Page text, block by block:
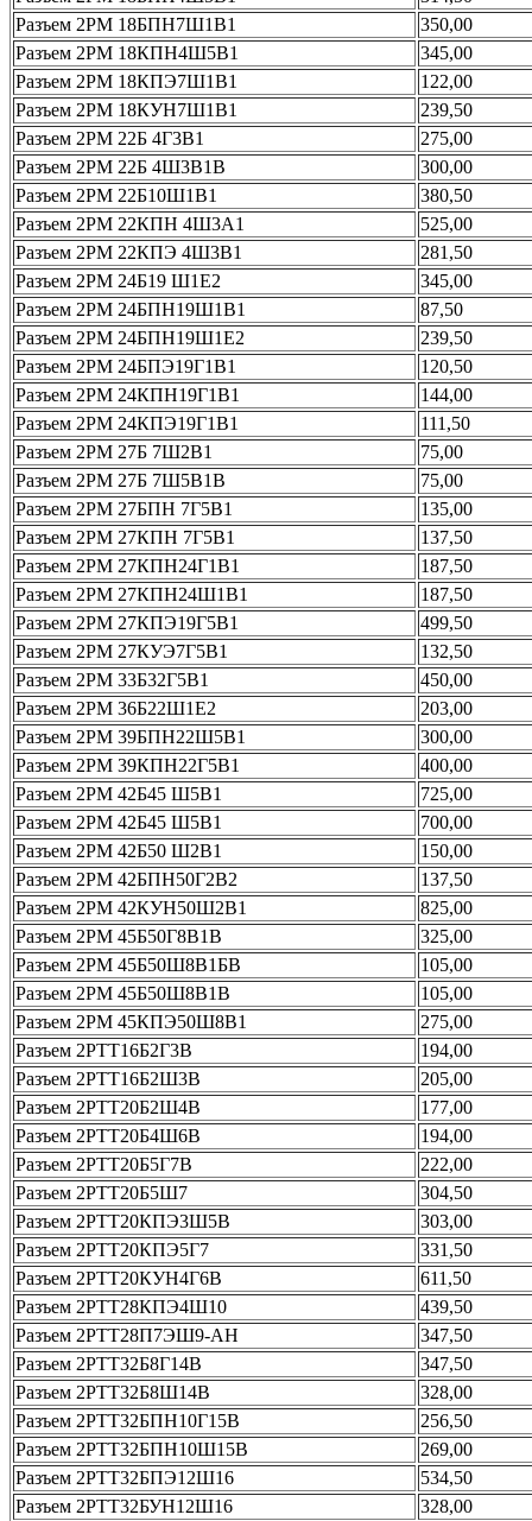
Разъем 2РМ 18БПН7Ш1В1
350,00
Разъем 2РМ 18КПН4Ш5В1
345,00
Разъем 2РМ 18КПЭ7Ш1В1
122,00
Разъем 2РМ 18КУН7Ш1В1
239,50
Разъем 2РМ 22Б 4Г3В1
275,00
Разъем 2РМ 22Б 4Ш3В1В
300,00
Разъем 2РМ 22Б10Ш1В1
380,50
Разъем 2РМ 22КПН 4Ш3А1
525,00
Разъем 2РМ 22КПЭ 4Ш3В1
281,50
Разъем 2РМ 24Б19 Ш1Е2
345,00
Разъем 2РМ 24БПН19Ш1В1
87,50
Разъем 2РМ 24БПН19Ш1Е2
239,50
Разъем 2РМ 24БПЭ19Г1В1
120,50
Разъем 2РМ 24КПН19Г1В1
144,00
Разъем 2РМ 24КПЭ19Г1В1
111,50
Разъем 2РМ 27Б 7Ш2В1
75,00
Разъем 2РМ 27Б 7Ш5В1В
75,00
Разъем 2РМ 27БПН 7Г5В1
135,00
Разъем 2РМ 27КПН 7Г5В1
137,50
Разъем 2РМ 27КПН24Г1В1
187,50
Разъем 2РМ 27КПН24Ш1В1
187,50
Разъем 2РМ 27КПЭ19Г5В1
499,50
Разъем 2РМ 27КУЭ7Г5В1
132,50
Разъем 2РМ 33Б32Г5В1
450,00
Разъем 2РМ 36Б22Ш1Е2
203,00
Разъем 2РМ 39БПН22Ш5В1
300,00
Разъем 2РМ 39КПН22Г5В1
400,00
Разъем 2РМ 42Б45 Ш5В1
725,00
Разъем 2РМ 42Б45 Ш5В1
700,00
Разъем 2РМ 42Б50 Ш2В1
150,00
Разъем 2РМ 42БПН50Г2В2
137,50
Разъем 2РМ 42КУН50Ш2В1
825,00
Разъем 2РМ 45Б50Г8В1В
325,00
Разъем 2РМ 45Б50Ш8В1БВ
105,00
Разъем 2РМ 45Б50Ш8В1В
105,00
Разъем 2РМ 45КПЭ50Ш8В1
275,00
Разъем 2РТТ16Б2Г3В
194,00
Разъем 2РТТ16Б2Ш3В
205,00
Разъем 2РТТ20Б2Ш4В
177,00
Разъем 2РТТ20Б4Ш6В
194,00
Разъем 2РТТ20Б5Г7В
222,00
Разъем 2РТТ20Б5Ш7
304,50
Разъем 2РТТ20КПЭ3Ш5В
303,00
Разъем 2РТТ20КПЭ5Г7
331,50
Разъем 2РТТ20КУН4Г6В
611,50
Разъем 2РТТ28КПЭ4Ш10
439,50
Разъем 2РТТ28П7ЭШ9-АН
347,50
Разъем 2РТТ32Б8Г14В
347,50
Разъем 2РТТ32Б8Ш14В
328,00
Разъем 2РТТ32БПН10Г15В
256,50
Разъем 2РТТ32БПН10Ш15В
269,00
Разъем 2РТТ32БПЭ12Ш16
534,50
Разъем 2РТТ32БУН12Ш16
328,00